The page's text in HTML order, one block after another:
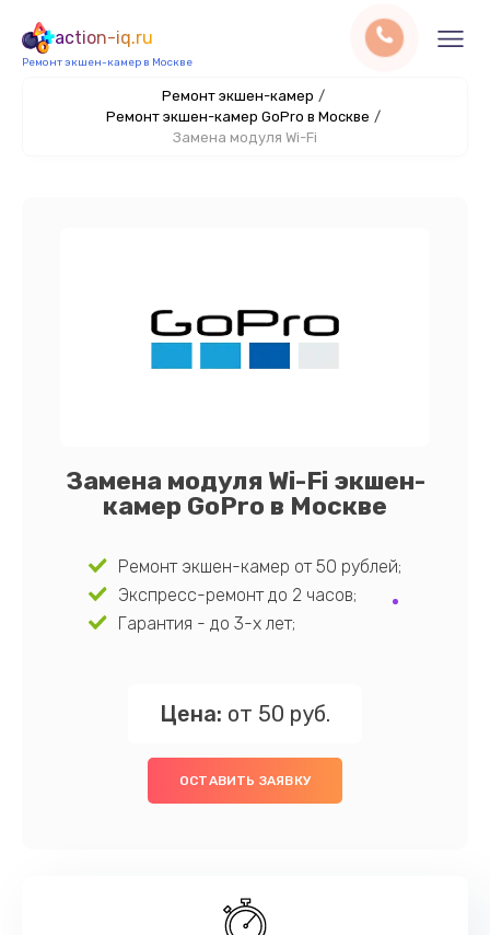
action-iq.ru
Ремонт экшен-камер в Москве
Ремонт экшен-камер /
Ремонт экшен-камер GoPro в Москве /
Замена модуля Wi-Fi
Замена модуля Wi-Fi экшен-
камер GoPro в Москве
Ремонт экшен-камер от 50 рублей;
Экспресс-ремонт до 2 часов;
Гарантия - до 3-х лет;
Цена: от 50 руб.
ОСТАВИТЬ ЗАЯВКУ